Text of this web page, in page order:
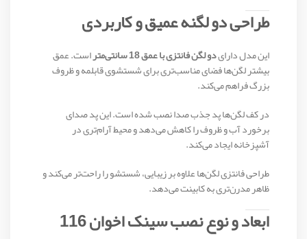
طراحی دو لگنه عمیق و کاربردی
این مدل دارایدو لگن فانتزی با عمق 18 سانتی‌متر است. عمق
بیشتر لگن‌ها فضای مناسب‌تری برای شستشوی قابلمه و ظروف
بزرگ فراهم می‌کند.
در کف لگن‌ها پد جذب صدا نصب شده است. این پد صدای
برخورد آب و ظروف را کاهش می‌دهد و محیط آرام‌تری در
آشپزخانه ایجاد می‌کند.
طراحی فانتزی لگن‌ها علاوه بر زیبایی، شستشو را راحت‌تر می‌کند و
ظاهر مدرن‌تری به کابینت می‌دهد.
ابعاد و نوع نصب سینک اخوان 116